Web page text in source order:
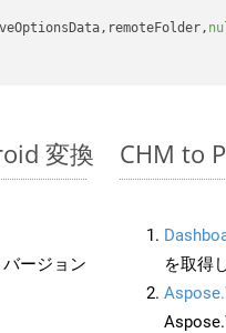
変換
ージョン
CHM to
を取得